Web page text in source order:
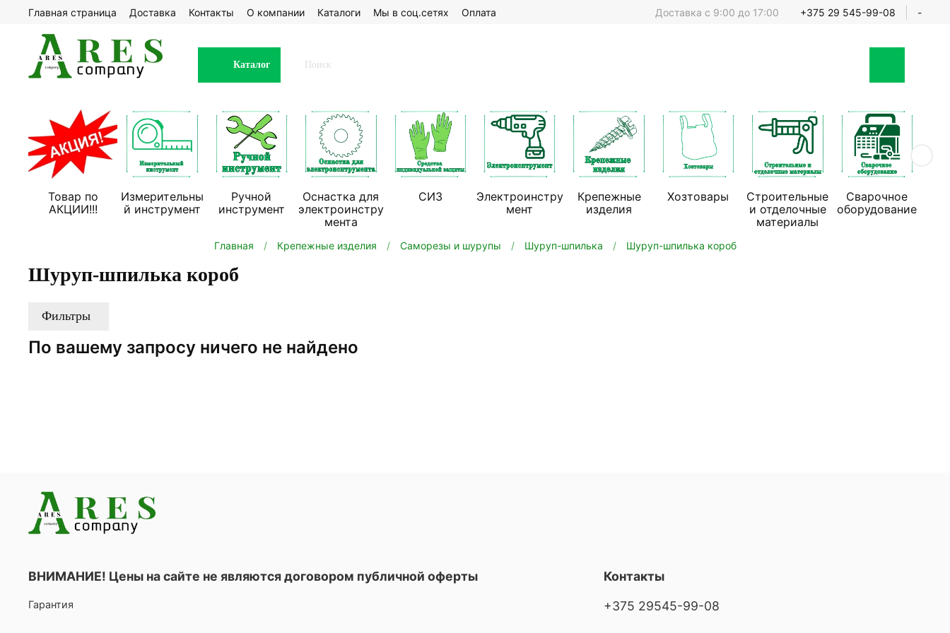
Главная страница Доставка Контакты О компании Каталоги Мы в соц.сетях Оплата Доставка с 9:00 до 17:00 +375 29 545-99-08 -
Каталог
Товар по
АКЦИИ!!!
Измерительны
й инструмент
Ручной
инструмент
Оснастка для
электроинстру
мента
СИЗ
Электроинстру
мент
Крепежные
изделия
Хозтовары
Строительные
и отделочные
материалы
Сварочное
оборудование
Главная Крепежные изделия Саморезы и шурупы Шуруп-шпилька Шуруп-шпилька короб
Шуруп-шпилька короб
Фильтры
По вашему запросу ничего не найдено
ВНИМАНИЕ! Цены на сайте не являются договором публичной оферты
Гарантия
Контакты
+375 29545-99-08